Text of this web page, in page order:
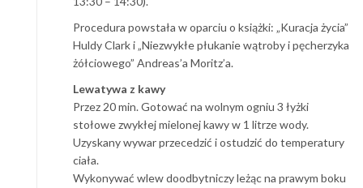
Procedura powstała w oparciu o książki: „Kuracja życia”
Huldy Clark i „Niezwykłe płukanie wątroby i pęcherzyka
żółciowego” Andreas’a Moritz’a.
Lewatywa z kawy
Przez 20 min. Gotować na wolnym ogniu 3 łyżki
stołowe zwykłej mielonej kawy w 1 litrze wody.
Uzyskany wywar przecedzić i ostudzić do temperatury
ciała.
Wykonywać wlew doodbytniczy leżąc na prawym boku